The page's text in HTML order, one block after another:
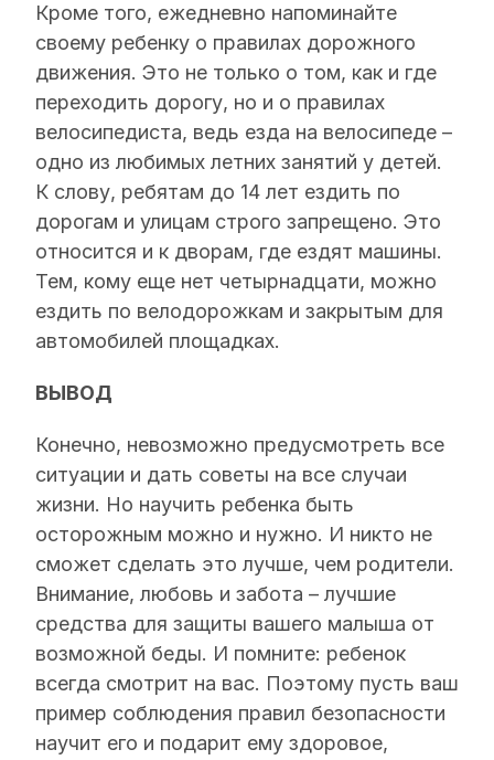
Кроме того, ежедневно напоминайте
своему ребенку о правилах дорожного
движения. Это не только о том, как и где
переходить дорогу, но и о правилах
велосипедиста, ведь езда на велосипеде –
одно из любимых летних занятий у детей.
К слову, ребятам до 14 лет ездить по
дорогам и улицам строго запрещено. Это
относится и к дворам, где ездят машины.
Тем, кому еще нет четырнадцати, можно
ездить по велодорожкам и закрытым для
автомобилей площадках.
ВЫВОД
Конечно, невозможно предусмотреть все
ситуации и дать советы на все случаи
жизни. Но научить ребенка быть
осторожным можно и нужно. И никто не
сможет сделать это лучше, чем родители.
Внимание, любовь и забота – лучшие
средства для защиты вашего малыша от
возможной беды. И помните: ребенок
всегда смотрит на вас. Поэтому пусть ваш
пример соблюдения правил безопасности
научит его и подарит ему здоровое,